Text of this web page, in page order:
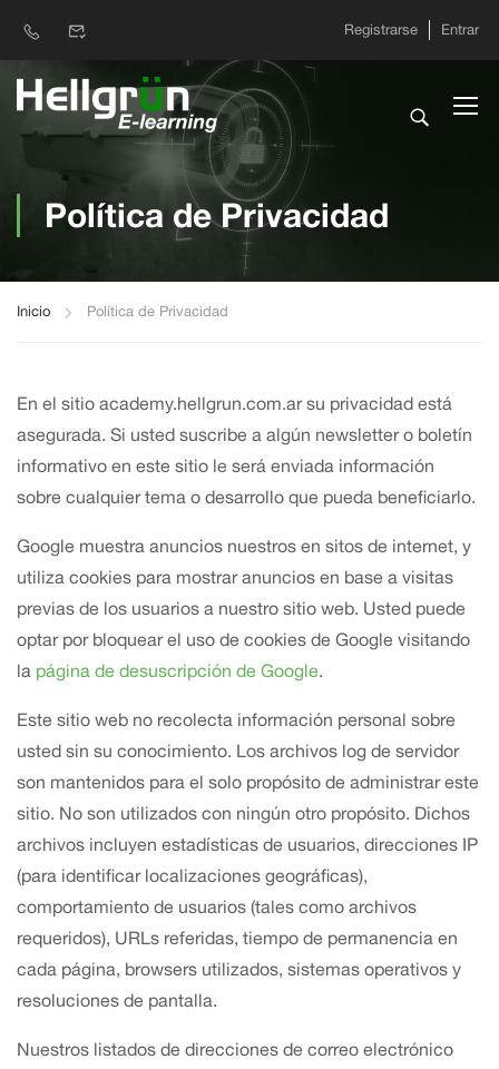
Registrarse Entrar
Política de Privacidad
Inicio Política de Privacidad
En el sitio academy.hellgrun.com.ar su privacidad está
asegurada. Si usted suscribe a algún newsletter o boletín
informativo en este sitio le será enviada información
sobre cualquier tema o desarrollo que pueda beneficiarlo.
Google muestra anuncios nuestros en sitos de internet, y
utiliza cookies para mostrar anuncios en base a visitas
previas de los usuarios a nuestro sitio web. Usted puede
optar por bloquear el uso de cookies de Google visitando
la página de desuscripción de Google.
Este sitio web no recolecta información personal sobre
usted sin su conocimiento. Los archivos log de servidor
son mantenidos para el solo propósito de administrar este
sitio. No son utilizados con ningún otro propósito. Dichos
archivos incluyen estadísticas de usuarios, direcciones IP
(para identificar localizaciones geográficas),
comportamiento de usuarios (tales como archivos
requeridos), URLs referidas, tiempo de permanencia en
cada página, browsers utilizados, sistemas operativos y
resoluciones de pantalla.
Nuestros listados de direcciones de correo electrónico